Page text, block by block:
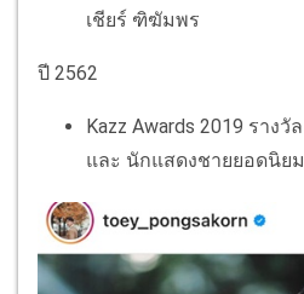
เชียร์ ฑิฆัมพร
ปี 2562
Kazz Awards 2019 รางวัล
และ นักแสดงชายยอดนิยม